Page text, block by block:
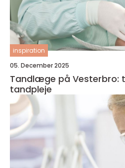
inspiration
05. December 2025
Tandlæge på Vesterbro:
tandpleje